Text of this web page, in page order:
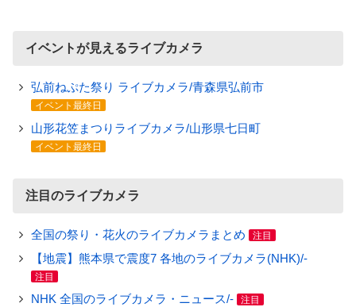
イベントが見えるライブカメラ
弘前ねぷた祭り ライブカメラ/青森県弘前市
イベント最終日
山形花笠まつりライブカメラ/山形県七日町
イベント最終日
注目のライブカメラ
全国の祭り・花火のライブカメラまとめ 注目
【地震】熊本県で震度7 各地のライブカメラ(NHK)/-
注目
NHK 全国のライブカメラ・ニュース/- 注目